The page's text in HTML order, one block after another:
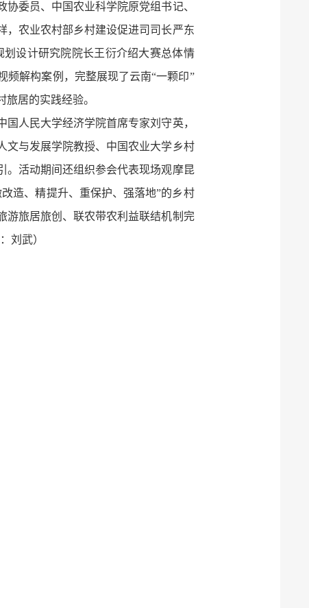
委员、中国农业科学院原党组书记、
，农业农村部乡村建设促进司司长严东
设计研究院院长王衍介绍大赛总体情
频解构案例，完整展现了云南“一颗印”
居的实践经验。
人民大学经济学院首席专家刘守英，
文与发展学院教授、中国农业大学乡村
。活动期间还组织参会代表现场观摩昆
造、精提升、重保护、强落地”的乡村
游旅居旅创、联农带农利益联结机制完
刘武）